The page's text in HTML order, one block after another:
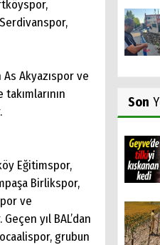
Akyazıspor ve
Eğitimspor,
Birlikspor,
ve
yıl BAL’dan
grubun
Son